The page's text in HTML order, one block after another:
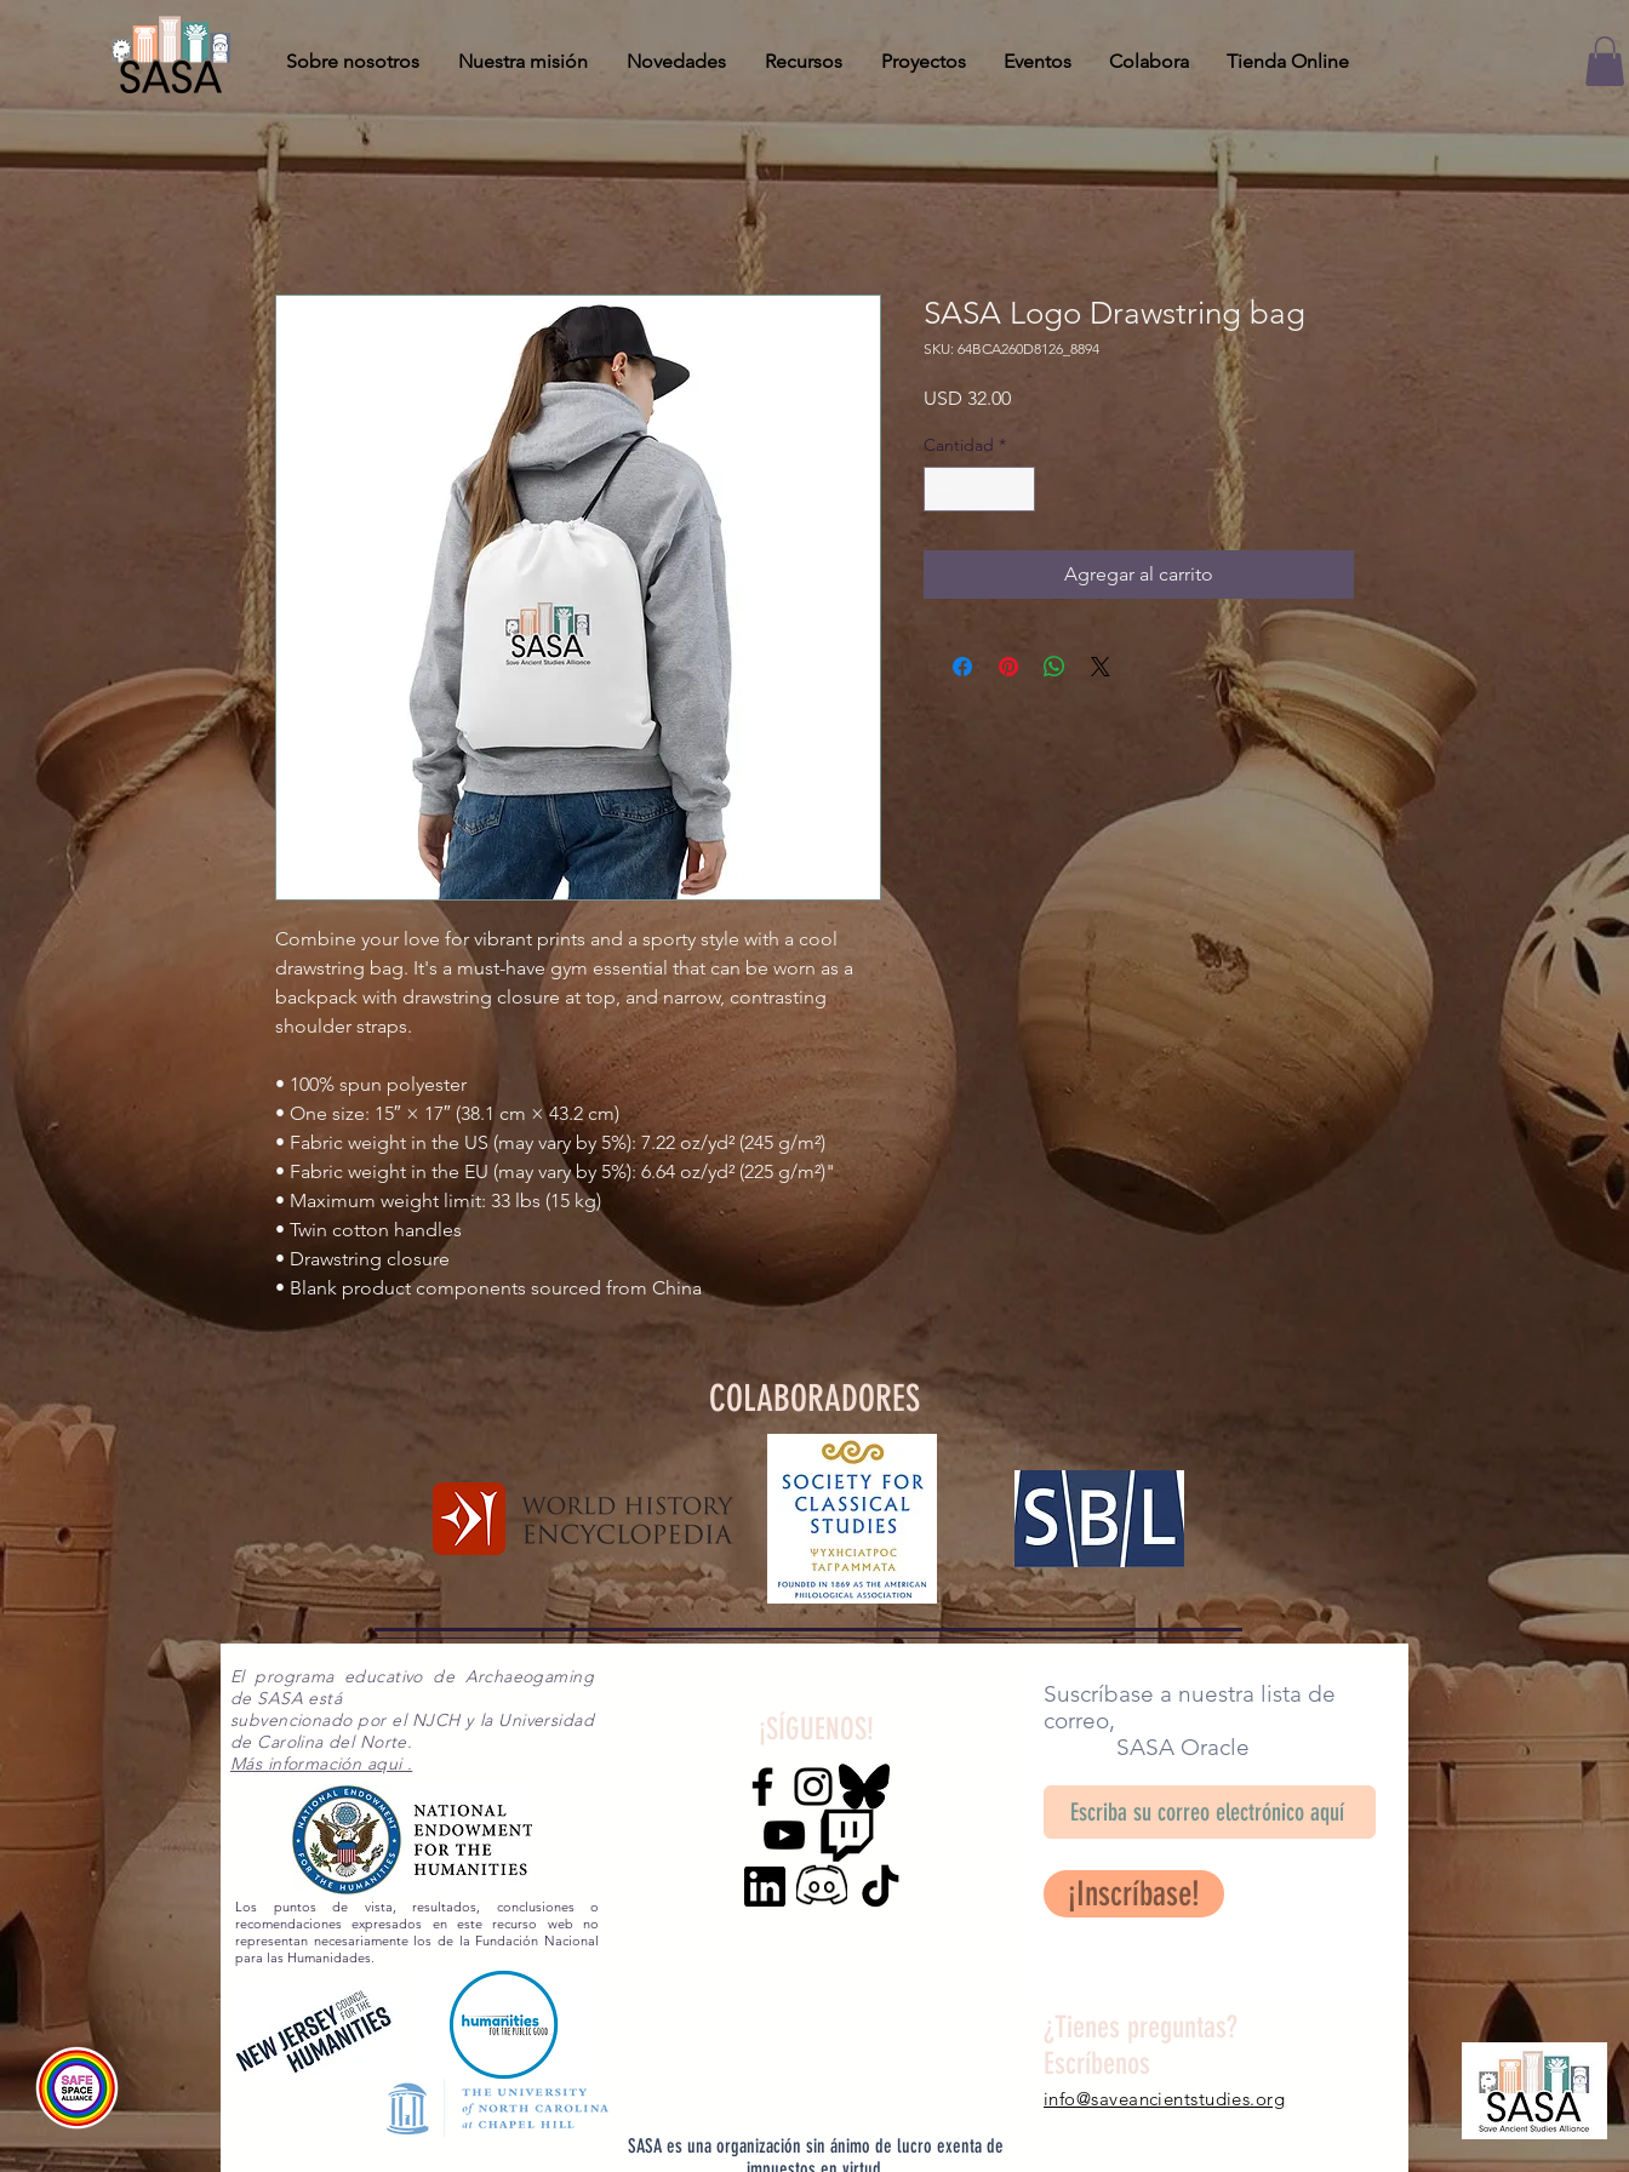
Sobre nosotros Nuestra misión Novedades Recursos Proyectos Eventos Colabora Tienda Online
Combine your love for vibrant prints and a sporty style with a cool
drawstring bag. It's a must-have gym essential that can be worn as a
backpack with drawstring closure at top, and narrow, contrasting
shoulder straps.
• 100% spun polyester
• One size: 15″ × 17″ (38.1 cm × 43.2 cm)
• Fabric weight in the US (may vary by 5%): 7.22 oz/yd² (245 g/m²)
• Fabric weight in the EU (may vary by 5%): 6.64 oz/yd² (225 g/m²)"
• Maximum weight limit: 33 lbs (15 kg)
• Twin cotton handles
• Drawstring closure
• Blank product components sourced from China
SASA Logo Drawstring bag
SKU: 64BCA260D8126_8894
USD 32.00Precio
Cantidad *
Agregar al carrito
COLABORADORES
El programa educativo de Archaeogaming
de SASA está
subvencionado por el NJCH y la Universidad
de Carolina del Norte.
Más información aqui .
Los puntos de vista, resultados, conclusiones o
recomendaciones expresados en este recurso web no
representan necesariamente los de la Fundación Nacional
para las Humanidades.
¡SÍGUENOS!
SASA es una organización sin ánimo de lucro exenta de
Suscríbase a nuestra lista de
correo,
SASA Oracle
¡Inscríbase!
¿Tienes preguntas?
Escríbenos
info@saveancientstudies.org